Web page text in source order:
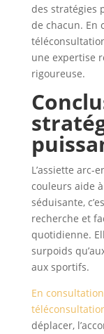
des stratégies
de chacun. En
une expertise
rigoureuse.
L’assiette arc-
couleurs aide
séduisante,
recherche et
quotidienne.
surpoids
aux sportifs.
En
déplacer,